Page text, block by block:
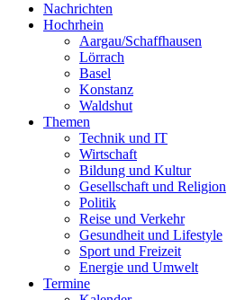
Nachrichten
Hochrhein
Aargau/Schaffhausen
Lörrach
Basel
Konstanz
Waldshut
Themen
Technik und IT
Wirtschaft
Bildung und Kultur
Gesellschaft und Religion
Politik
Reise und Verkehr
Gesundheit und Lifestyle
Sport und Freizeit
Energie und Umwelt
Termine